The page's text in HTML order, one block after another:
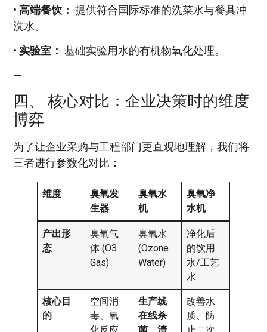
• 高端餐饮： 提供符合国际标准的洗菜水与餐具冲
洗水。
• 实验室： 基础实验用水的有机物氧化处理。
—
四、 核心对比：企业决策时的维度
博弈
为了让企业采购与工程部门更直观地理解，我们将
三者进行参数化对比：
维度
臭氧发
生器
臭氧水
机
臭氧净
水机
产出形
态
臭氧气
体 (O3
Gas)
臭氧水
(Ozone
Water)
净化后
的饮用
水/工艺
水
核心目
的
空间消
毒、氧
生产线
在线杀
改善水
质、防